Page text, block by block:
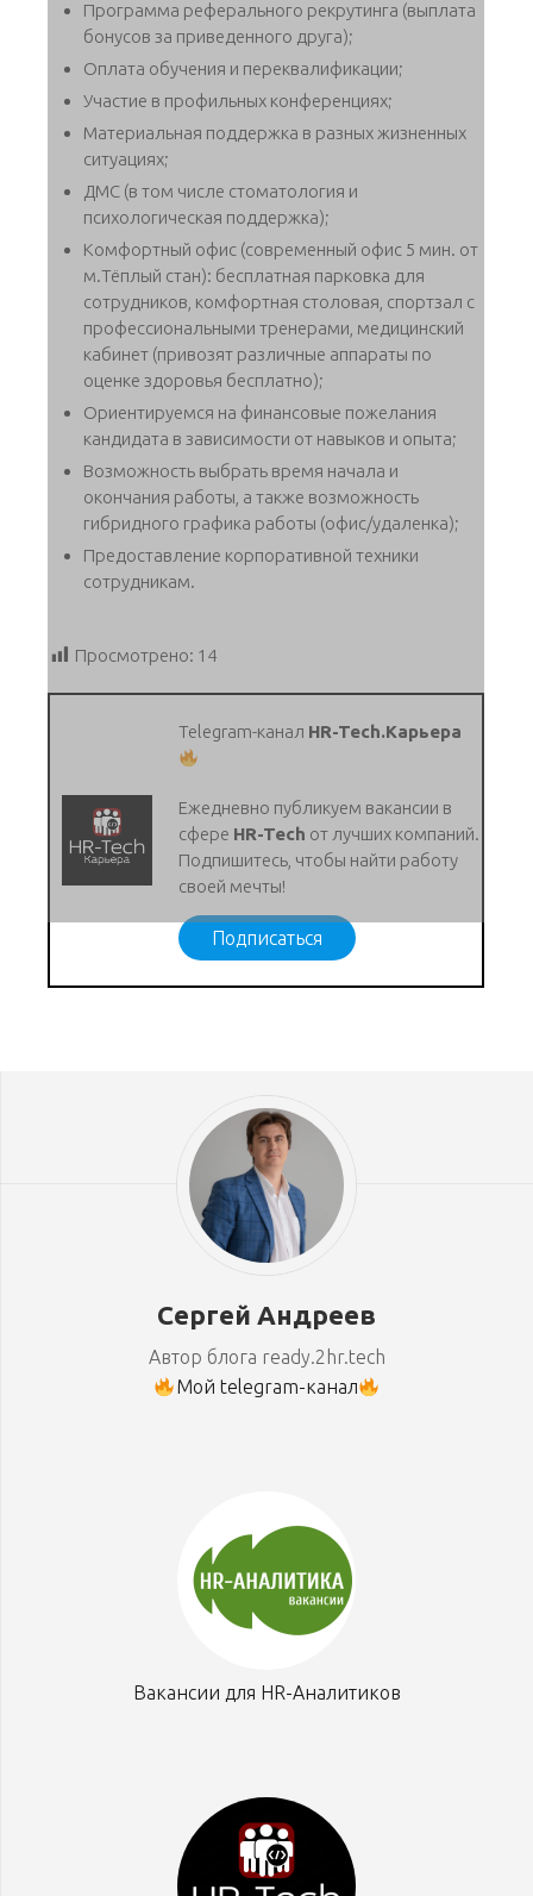
Программа реферального рекрутинга (выплата
бонусов за приведенного друга);
Оплата обучения и переквалификации;
Участие в профильных конференциях;
Материальная поддержка в разных жизненных
ситуациях;
ДМС (в том числе стоматология и
психологическая поддержка);
Комфортный офис (современный офис 5 мин. от
м.Тёплый стан): бесплатная парковка для
сотрудников, комфортная столовая, спортзал с
профессиональными тренерами, медицинский
кабинет (привозят различные аппараты по
оценке здоровья бесплатно);
Ориентируемся на финансовые пожелания
кандидата в зависимости от навыков и опыта;
Возможность выбрать время начала и
окончания работы, а также возможность
гибридного графика работы (офис/удаленка);
Предоставление корпоративной техники
сотрудникам.
Просмотрено: 14
Telegram-канал HR-Tech.Карьера
Ежедневно публикуем вакансии в
сфере HR-Tech от лучших компаний.
Подпишитесь, чтобы найти работу
своей мечты!
Подписаться
Сергей Андреев
Автор блога ready.2hr.tech
Мой telegram-канал
Вакансии для HR-Аналитиков